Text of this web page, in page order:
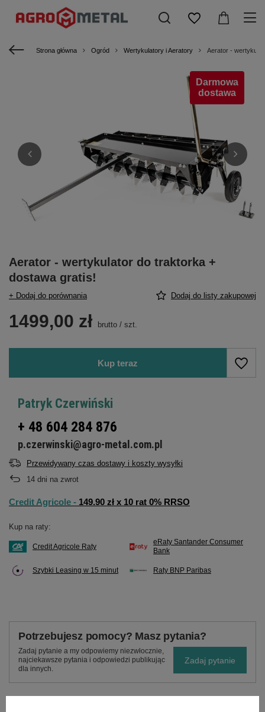
Strona główna Ogród Wertykulatory i Aeratory Aerator -
Darmowa
dostawa
Aerator - wertykulator do traktorka +
dostawa gratis!
+ Dodaj do porównania Dodaj do listy zakupowej
1499,00 zł brutto / szt.
Kup teraz
Patryk Czerwiński
+ 48 604 284 876
p.czerwinski@agro-metal.com.pl
Przewidywany czas dostawy i koszty wysyłki
14 dni na zwrot
Credit Agricole - 149.90 zł x 10 rat 0% RRSO
Kup na raty:
Credit Agricole Raty
eRaty Santander Consumer
Bank
Szybki Leasing w 15 minut Raty BNP Paribas
Potrzebujesz pomocy? Masz pytania?
Zadaj pytanie a my odpowiemy niezwłocznie,
najciekawsze pytania i odpowiedzi publikując
dla innych.
Zadaj pytanie